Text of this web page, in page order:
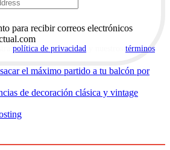
para recibir correos electrónicos
política de privacidad
términos
el máximo partido a tu balcón por
de decoración clásica y vintage